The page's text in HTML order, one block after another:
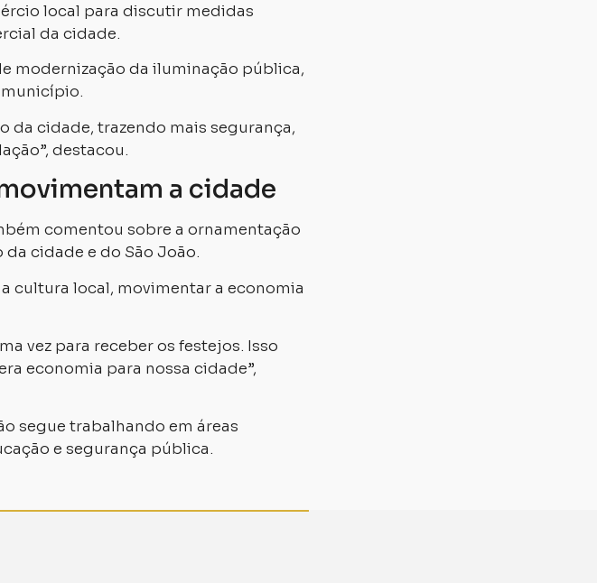
local para discutir medidas
da cidade.
modernização da iluminação pública,
da cidade, trazendo mais segurança,
destacou.
a cidade
comentou sobre a ornamentação
cidade e do São João.
cultura local, movimentar a economia
vez para receber os festejos. Isso
economia para nossa cidade”,
segue trabalhando em áreas
e segurança pública.